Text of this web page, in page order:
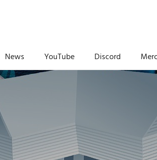
News YouTube Discord